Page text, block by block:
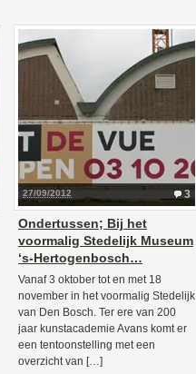
3
27/09/2012
Ondertussen; Bij het
voormalig Stedelijk Museum
‘s-Hertogenbosch…
Vanaf 3 oktober tot en met 18
november in het voormalig Stedelijk
van Den Bosch. Ter ere van 200
jaar kunstacademie Avans komt er
een tentoonstelling met een
overzicht van […]